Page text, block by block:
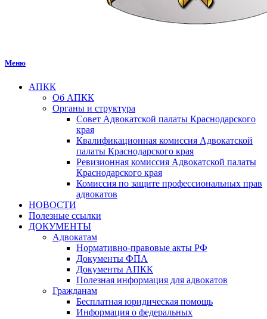
Меню
АПКК
Об АПКК
Органы и структура
Совет Адвокатской палаты Краснодарского
края
Квалификационная комиссия Адвокатской
палаты Краснодарского края
Ревизионная комиссия Адвокатской палаты
Краснодарского края
Комиссия по защите профессиональных прав
адвокатов
НОВОСТИ
Полезные ссылки
ДОКУМЕНТЫ
Адвокатам
Нормативно-правовые акты РФ
Документы ФПА
Документы АПКК
Полезная информация для адвокатов
Гражданам
Бесплатная юридическая помощь
Информация о федеральных